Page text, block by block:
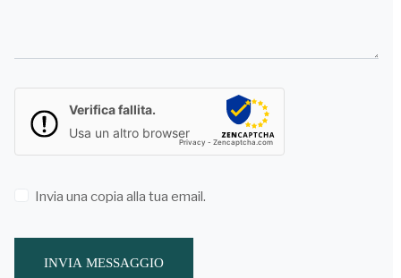
Verifica fallita.
Usa un altro browser
Privacy -Zencaptcha.com
Invia una copia alla tua email.
INVIA MESSAGGIO